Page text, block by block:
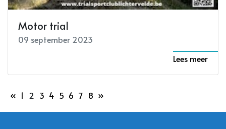
Motor trial
09 september 2023
Lees meer
« 1 2 3 4 5 6 7 8 »